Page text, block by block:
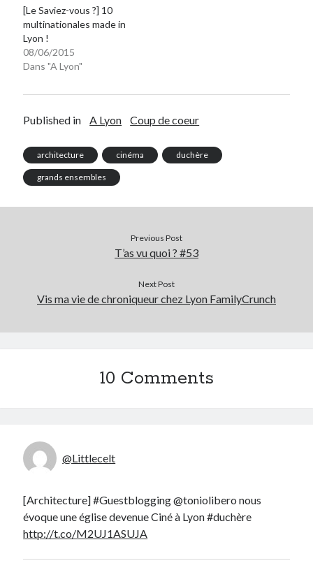
[Le Saviez-vous ?] 10
multinationales made in
Lyon !
08/06/2015
Dans "A Lyon"
Published in A Lyon Coup de coeur
architecture cinéma duchère
grands ensembles
Previous Post
T’as vu quoi ? #53
Next Post
Vis ma vie de chroniqueur chez Lyon FamilyCrunch
10 Comments
@Littlecelt
[Architecture] #Guestblogging @toniolibero nous
évoque une église devenue Ciné à Lyon #duchère
http://t.co/M2UJ1ASUJA